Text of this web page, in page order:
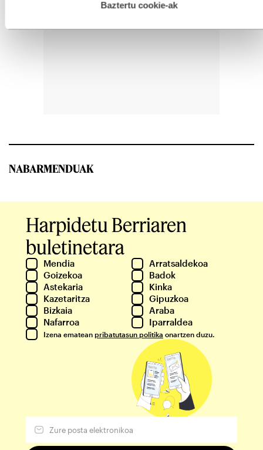
esplizitua ematen diguzu.Gehiago irakurri
Baztertu cookie-ak
NABARMENDUAK
Harpidetu Berriaren
buletinetara
Mendia
Arratsaldekoa
Goizekoa
Badok
Astekaria
Kinka
Kazetaritza
Gipuzkoa
Bizkaia
Araba
Nafarroa
Iparraldea
Izena ematean pribatutasun politika onartzen duzu.